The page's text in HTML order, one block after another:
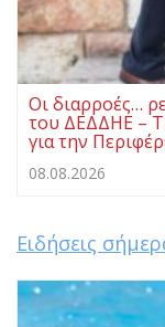
Οι διαρροές…
του ΔΕΔΔΗΕ –
για την
08.08.2026
Ειδήσεις